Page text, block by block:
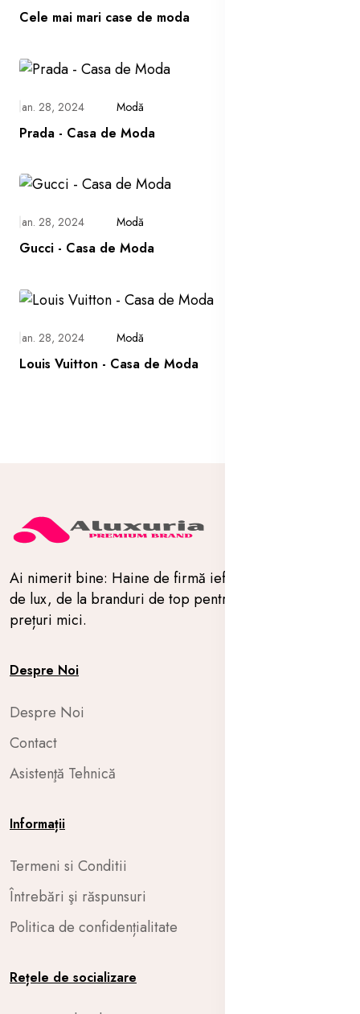
Cele mai mari case de moda
ian. 28, 2024 Modă
Prada - Casa de Moda
ian. 28, 2024 Modă
Gucci - Casa de Moda
ian. 28, 2024 Modă
Louis Vuitton - Casa de Moda
Ai nimerit bine: Haine de firmă ieftine, vestimentație
de lux, de la branduri de top pentru femei, barbați la
prețuri mici.
Despre Noi
Despre Noi
Contact
Asistenţă Tehnică
Informații
Termeni si Conditii
Întrebări şi răspunsuri
Politica de confidențialitate
Rețele de socializare